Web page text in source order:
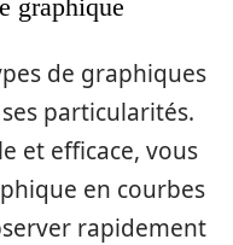
graphique
de graphiques
particularités.
et efficace, vous
en courbes
rapidement